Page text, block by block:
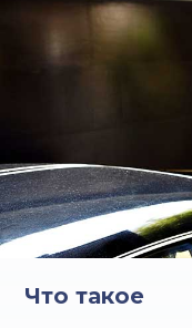
Что такое